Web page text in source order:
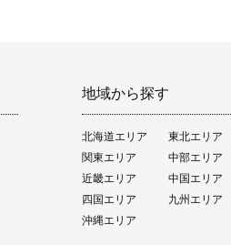
地域から探す
北海道エリア
東北エリア
関東エリア
中部エリア
近畿エリア
中国エリア
四国エリア
九州エリア
沖縄エリア